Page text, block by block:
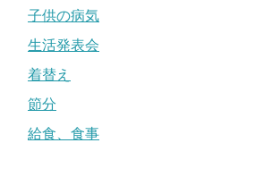
子供の病気
生活発表会
着替え
節分
給食、食事